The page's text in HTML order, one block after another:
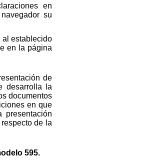
en
su
al establecido
en la página
de
desarrolla la
documentos
en que
de la
595.